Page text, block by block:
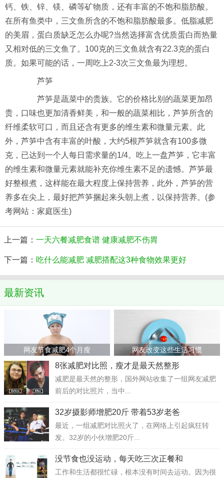
钙、铁、锌、镁、磷等矿物质，还有丰富的不饱和脂肪酸。
在所有鱼类中，三文鱼所含的不饱和脂肪酸最多。低脂减肥
的美眉，蛋白质缺乏怎么办呢?当然选择富含优质蛋白而热量
又相对低的三文鱼了。100克的三文鱼就含有22.3克的蛋白
质。如果可能的话，一周吃上2-3次三文鱼最为理想。
芦笋
芦笋是蔬菜中的贵族。它的价格比别的蔬菜更加昂
贵，口味也更加清香鲜美，和一般的蔬菜相比，芦笋所含的
纤维柔软可口，而且还含有更多的维生素和微量元素。此
外，芦笋中含有丰富的叶酸，大约5根芦笋就含有100多微
克，已达到一个人每日需求量的1/4。吃上一盘芦笋，它丰富
的维生素和微量元素就能补充你维生素不足的遗憾。芦笋最
好整根煮，这样能在最大程度上保持营养，此外，芦笋的营
养多在尖上，最好把芦笋捆起来头朝上煮，以保持营养。(参
考网站：家庭医生)
上一篇： 一天六餐减肥食谱 健康减肥不伤胃
下一篇： 吃什么能减肥 减肥搭配这3种食物效果更好
最新资讯
网友节食减肥4个月瘦 网友改变这些生活习惯
8张减肥对比照，瘦才是最天然整形
减肥是最天然的整形，国外网站收集了一组网友减肥
前后的对比照片，当中...
32岁摄影师增肥20斤 带着53岁老爸
最近，一组减肥对比照火了，在网络上引起疯狂转
发。32岁的小伙增肥20斤...
没节食也没运动，每天吃三次正餐和
工作和生活都很忙碌，根本没有时间去运动。因为很